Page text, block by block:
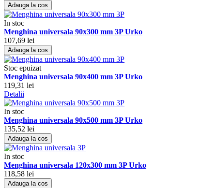
Adauga la cos
In stoc
Menghina universala 90x300 mm 3P Urko
107,69 lei
Adauga la cos
Stoc epuizat
Menghina universala 90x400 mm 3P Urko
119,31 lei
Detalii
In stoc
Menghina universala 90x500 mm 3P Urko
135,52 lei
Adauga la cos
In stoc
Menghina universala 120x300 mm 3P Urko
118,58 lei
Adauga la cos